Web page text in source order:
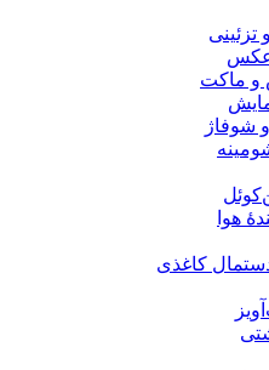
عکس
و ماکت
شوفاژ
هوا
کاغذی